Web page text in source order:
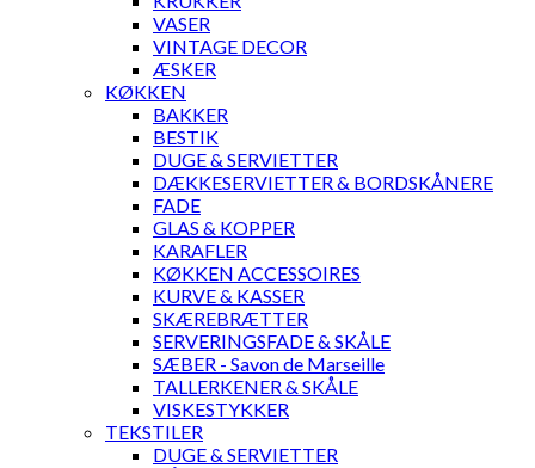
VASER
VINTAGE DECOR
ÆSKER
KØKKEN
BAKKER
BESTIK
DUGE & SERVIETTER
DÆKKESERVIETTER & BORDSKÅNERE
FADE
GLAS & KOPPER
KARAFLER
KØKKEN ACCESSOIRES
KURVE & KASSER
SKÆREBRÆTTER
SERVERINGSFADE & SKÅLE
SÆBER - Savon de Marseille
TALLERKENER & SKÅLE
VISKESTYKKER
TEKSTILER
DUGE & SERVIETTER